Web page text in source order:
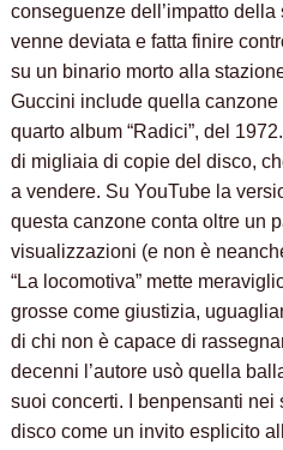
conseguenze dell’impatto
venne deviata e fatta finire
su un binario morto alla
Guccini include quella canzone
quarto album “Radici”, del
di migliaia di copie del disco,
a vendere. Su YouTube la
questa canzone conta oltre un
visualizzazioni (e non è
“La locomotiva” mette
grosse come giustizia,
di chi non è capace di
decenni l’autore usò quella
suoi concerti. I benpensanti nei
disco come un invito esplicito